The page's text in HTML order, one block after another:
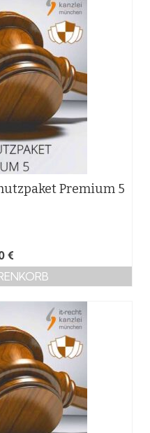
Premium 5
€